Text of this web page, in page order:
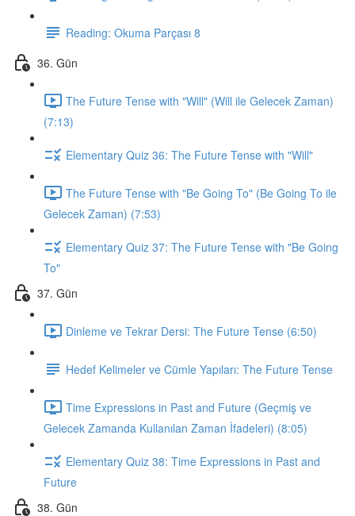
Reading: Okuma Parçası 8
36. Gün
The Future Tense with "Will" (Will ile Gelecek Zaman)
(7:13)
Elementary Quiz 36: The Future Tense with "Will"
The Future Tense with "Be Going To" (Be Going To ile
Gelecek Zaman) (7:53)
Elementary Quiz 37: The Future Tense with "Be Going
To"
37. Gün
Dinleme ve Tekrar Dersi: The Future Tense (6:50)
Hedef Kelimeler ve Cümle Yapıları: The Future Tense
Time Expressions in Past and Future (Geçmiş ve
Gelecek Zamanda Kullanılan Zaman İfadeleri) (8:05)
Elementary Quiz 38: Time Expressions in Past and
Future
38. Gün